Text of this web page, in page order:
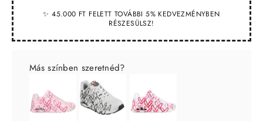
✨ 45.000 FT FELETT TOVÁBBI 5% KEDVEZMÉNYBEN
RÉSZESÜLSZ!
Más színben szeretnéd?